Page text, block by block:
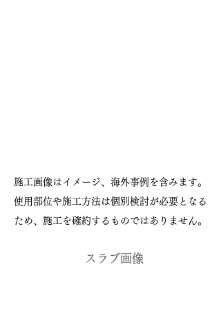
施工画像はイメージ、海外事例を含みます。
使用部位や施工方法は個別検討が必要となる
ため、施工を確約するものではありません。
スラブ画像